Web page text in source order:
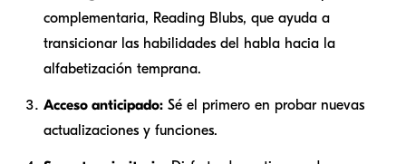
complementaria, Reading Blubs, que ayuda a
transicionar las habilidades del habla hacia la
alfabetización temprana.
Acceso anticipado: Sé el primero en probar nuevas
actualizaciones y funciones.